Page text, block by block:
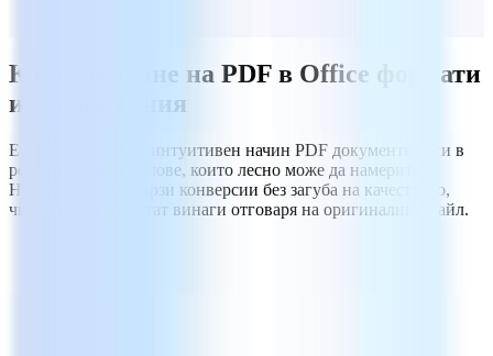
Конвертиране на PDF в Office формати
и изображения
Експортирайте по интуитивен начин PDF документите си в
редактируеми файлове, които лесно може да намерите.
Насладете се на бързи конверсии без загуба на качеството,
чийто краен резултат винаги отговаря на оригиналния файл.